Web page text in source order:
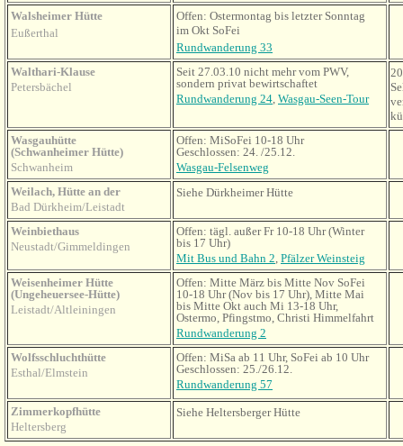
Walsheimer Hütte
Eußerthal
Offen: Ostermontag bis letzter Sonntag
im Okt SoFei
Rundwanderung 33
Walthari-Klause
Petersbächel
Seit 27.03.10 nicht mehr vom PWV,
sondern privat bewirtschaftet
Rundwanderung 24, Wasgau-Seen-Tour
Wasgauhütte
(Schwanheimer Hütte)
Schwanheim
Offen: MiSoFei 10-18 Uhr
Geschlossen: 24. /25.12.
Wasgau-Felsenweg
Weilach, Hütte an der
Bad Dürkheim/Leistadt
Siehe Dürkheimer Hütte
Weinbiethaus
Neustadt/Gimmeldingen
Offen: tägl. außer Fr 10-18 Uhr (Winter
bis 17 Uhr)
Mit Bus und Bahn 2, Pfälzer Weinsteig
Weisenheimer Hütte
(Ungeheuersee-Hütte)
Leistadt/Altleiningen
Offen: Mitte März bis Mitte Nov SoFei
10-18 Uhr (Nov bis 17 Uhr), Mitte Mai
bis Mitte Okt auch Mi 13-18 Uhr,
Ostermo, Pfingstmo, Christi Himmelfahrt
Rundwanderung 2
Wolfsschluchthütte
Esthal/Elmstein
Offen: MiSa ab 11 Uhr, SoFei ab 10 Uhr
Geschlossen: 25./26.12.
Rundwanderung 57
Zimmerkopfhütte
Heltersberg
Siehe Heltersberger Hütte